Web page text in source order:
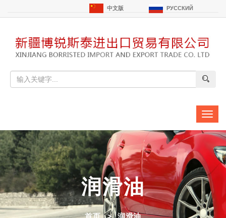
РУССКИЙ
中文版
切
换
导
航
润滑油
首页 润滑油